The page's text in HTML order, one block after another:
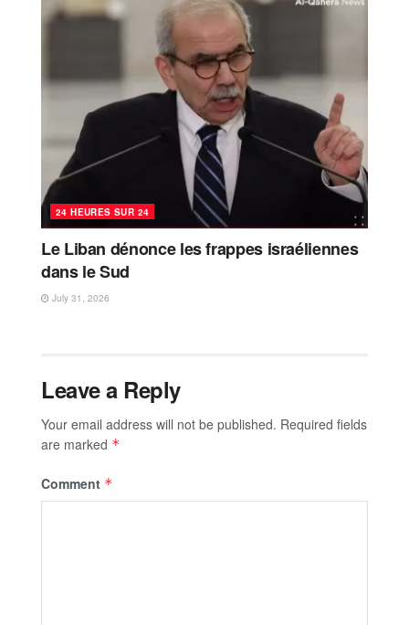
24 HEURES SUR 24
Le Liban dénonce les frappes israéliennes
dans le Sud
July 31, 2026
Leave a Reply
Your email address will not be published. Required fields
are marked *
Comment *